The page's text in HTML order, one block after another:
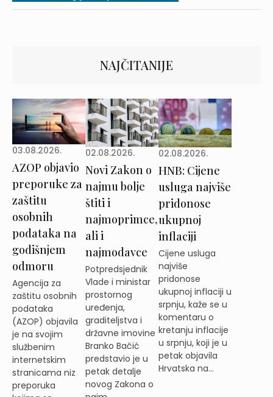
NAJČITANIJE
03.08.2026.
AZOP objavio
preporuke za
zaštitu
osobnih
podataka na
godišnjem
odmoru
Agencija za
zaštitu osobnih
podataka
(AZOP) objavila
je na svojim
službenim
internetskim
stranicama niz
preporuka
02.08.2026.
Novi Zakon o
najmu bolje
štiti i
najmoprimce,
ali i
najmodavce
Potpredsjednik
Vlade i ministar
prostornog
uređenja,
graditeljstva i
državne imovine
Branko Bačić
predstavio je u
petak detalje
novog Zakona o
02.08.2026.
HNB: Cijene
usluga najviše
pridonose
ukupnoj
inflaciji
Cijene usluga
najviše
pridonose
ukupnoj inflaciji u
srpnju, kaže se u
komentaru o
kretanju inflacije
u srpnju, koji je u
petak objavila
Hrvatska na...